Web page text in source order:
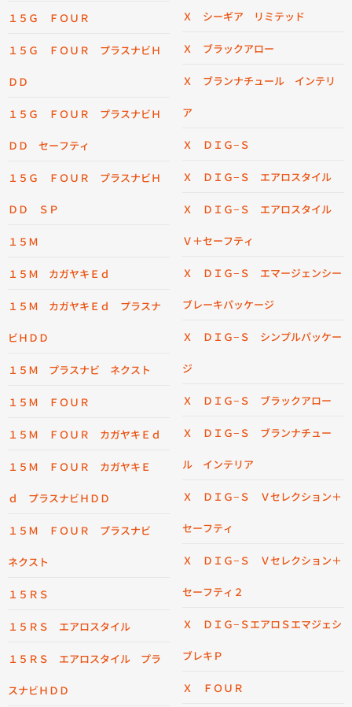
１５Ｇ ＦＯＵＲ
１５Ｇ ＦＯＵＲ プラスナビＨ
ＤＤ
１５Ｇ ＦＯＵＲ プラスナビＨ
ＤＤ セーフティ
１５Ｇ ＦＯＵＲ プラスナビＨ
ＤＤ ＳＰ
１５Ｍ
１５Ｍ カガヤキＥｄ
１５Ｍ カガヤキＥｄ プラスナ
ビＨＤＤ
１５Ｍ プラスナビ ネクスト
１５Ｍ ＦＯＵＲ
１５Ｍ ＦＯＵＲ カガヤキＥｄ
１５Ｍ ＦＯＵＲ カガヤキＥ
ｄ プラスナビＨＤＤ
１５Ｍ ＦＯＵＲ プラスナビ
ネクスト
１５ＲＳ
１５ＲＳ エアロスタイル
１５ＲＳ エアロスタイル プラ
スナビＨＤＤ
Ｘ シーギア リミテッド
Ｘ ブラックアロー
Ｘ ブランナチュール インテリ
ア
Ｘ ＤＩＧ−Ｓ
Ｘ ＤＩＧ−Ｓ エアロスタイル
Ｘ ＤＩＧ−Ｓ エアロスタイル
Ｖ＋セーフティ
Ｘ ＤＩＧ−Ｓ エマージェンシー
ブレーキパッケージ
Ｘ ＤＩＧ−Ｓ シンプルパッケー
ジ
Ｘ ＤＩＧ−Ｓ ブラックアロー
Ｘ ＤＩＧ−Ｓ ブランナチュー
ル インテリア
Ｘ ＤＩＧ−Ｓ Ｖセレクション＋
セーフティ
Ｘ ＤＩＧ−Ｓ Ｖセレクション＋
セーフティ２
Ｘ ＤＩＧ−ＳエアロＳエマジェシ
ブレキＰ
Ｘ ＦＯＵＲ